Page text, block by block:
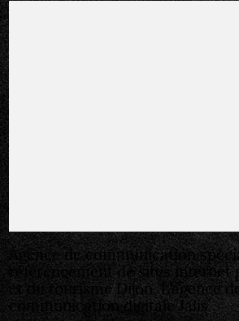
Agence de communication
référencement de sites internet
et du tourisme Dijon, L’agence
communication digitale Jalis..